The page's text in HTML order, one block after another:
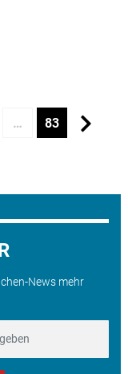
… 83
News mehr